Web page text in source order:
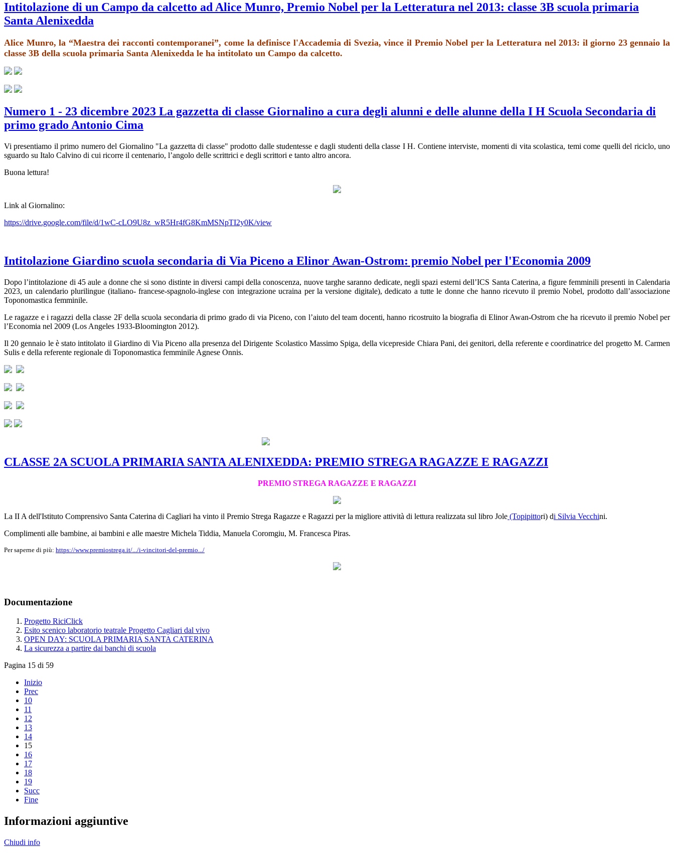
Intitolazione di un Campo da calcetto ad Alice Munro, Premio Nobel per la Letteratura nel 2013: classe 3B scuola primaria
Santa Alenixedda
Alice Munro, la “Maestra dei racconti contemporanei”, come la definisce l'Accademia di Svezia, vince il Premio Nobel per la Letteratura nel 2013: il giorno 23 gennaio la
classe 3B della scuola primaria Santa Alenixedda le ha intitolato un Campo da calcetto.
Numero 1 - 23 dicembre 2023 La gazzetta di classe Giornalino a cura degli alunni e delle alunne della I H Scuola Secondaria di
primo grado Antonio Cima
Vi presentiamo il primo numero del Giornalino "La gazzetta di classe" prodotto dalle studentesse e dagli studenti della classe I H. Contiene interviste, momenti di vita scolastica, temi come quelli del riciclo, uno
sguardo su Italo Calvino di cui ricorre il centenario, l’angolo delle scrittrici e degli scrittori e tanto altro ancora.
Buona lettura!
Link al Giornalino:
https://drive.google.com/file/d/1wC-cLO9U8z_wR5Hr4fG8KmMSNpTI2y0K/view
Intitolazione Giardino scuola secondaria di Via Piceno a Elinor Awan-Ostrom: premio Nobel per l'Economia 2009
Dopo l’intitolazione di 45 aule a donne che si sono distinte in diversi campi della conoscenza, nuove targhe saranno dedicate, negli spazi esterni dell’ICS Santa Caterina, a figure femminili presenti in Calendaria
2023, un calendario plurilingue (italiano- francese-spagnolo-inglese con integrazione ucraina per la versione digitale), dedicato a tutte le donne che hanno ricevuto il premio Nobel, prodotto dall’associazione
Toponomastica femminile.
Le ragazze e i ragazzi della classe 2F della scuola secondaria di primo grado di via Piceno, con l’aiuto del team docenti, hanno ricostruito la biografia di Elinor Awan-Ostrom che ha ricevuto il premio Nobel per
l’Economia nel 2009 (Los Angeles 1933-Bloomington 2012).
Il 20 gennaio le è stato intitolato il Giardino di Via Piceno alla presenza del Dirigente Scolastico Massimo Spiga, della vicepreside Chiara Pani, dei genitori, della referente e coordinatrice del progetto M. Carmen
Sulis e della referente regionale di Toponomastica femminile Agnese Onnis.
CLASSE 2A SCUOLA PRIMARIA SANTA ALENIXEDDA: PREMIO STREGA RAGAZZE E RAGAZZI
PREMIO STREGA RAGAZZE E RAGAZZI
La II A dell'Istituto Comprensivo Santa Caterina di Cagliari ha vinto il Premio Strega Ragazze e Ragazzi per la migliore attività di lettura realizzata sul libro Jole (Topipittori) di Silvia Vecchini.
Complimenti alle bambine, ai bambini e alle maestre Michela Tiddia, Manuela Coromgiu, M. Francesca Piras.
Per saperne di più: https://www.premiostrega.it/.../i-vincitori-del-premio.../
Documentazione
Progetto RiciClick
Esito scenico laboratorio teatrale Progetto Cagliari dal vivo
OPEN DAY: SCUOLA PRIMARIA SANTA CATERINA
La sicurezza a partire dai banchi di scuola
Pagina 15 di 59
Inizio
Prec
10
11
12
13
14
15
16
17
18
19
Succ
Fine
Informazioni aggiuntive
Chiudi info